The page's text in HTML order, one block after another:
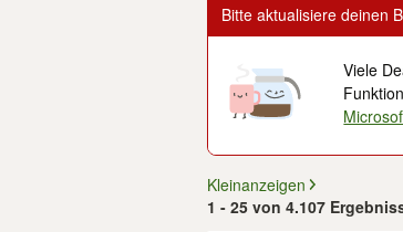
Bitte aktualisiere deinen
Viele
Kleinanzeigen
1 - 25 von 4.107